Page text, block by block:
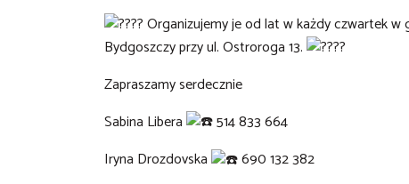
Organizujemy je od lat w każdy czwartek w
Bydgoszczy przy ul. Ostroroga 13.
Zapraszamy serdecznie
Sabina Libera
514 833 664
Iryna Drozdovska
690 132 382